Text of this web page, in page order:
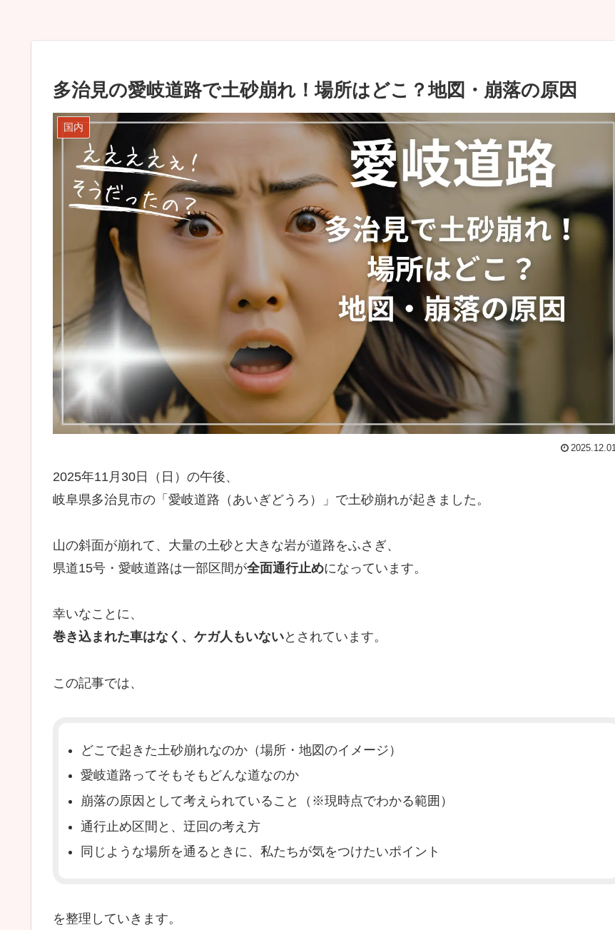
多治見の愛岐道路で土砂崩れ！場所はどこ？地図・崩落の原因
国内
2025.12.01
2025年11月30日（日）の午後、
岐阜県多治見市の「愛岐道路（あいぎどうろ）」で土砂崩れが起きました。
山の斜面が崩れて、大量の土砂と大きな岩が道路をふさぎ、
県道15号・愛岐道路は一部区間が全面通行止めになっています。
幸いなことに、
巻き込まれた車はなく、ケガ人もいないとされています。
この記事では、
どこで起きた土砂崩れなのか（場所・地図のイメージ）
愛岐道路ってそもそもどんな道なのか
崩落の原因として考えられていること（※現時点でわかる範囲）
通行止め区間と、迂回の考え方
同じような場所を通るときに、私たちが気をつけたいポイント
を整理していきます。